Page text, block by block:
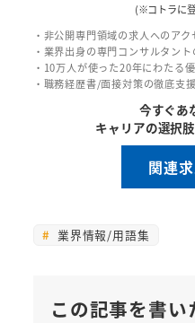
(※コトラに
・非公開専門領域の求人へのアク
・業界出身の専門コンサルタン
・10万人が使った20年にわたる
・職務経歴書/面接対策の徹底支援
今すぐあ
キャリアの選択
関連
業界情報/用語集
この記事を書い